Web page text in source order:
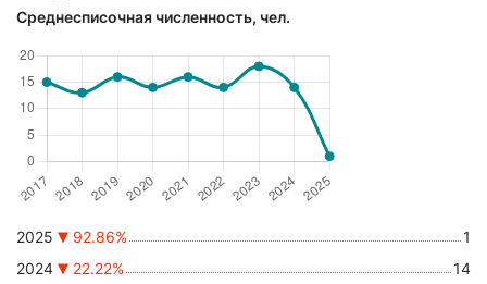
Среднесписочная численность, чел.
2025 92.86%
1
2024
22.22%
14